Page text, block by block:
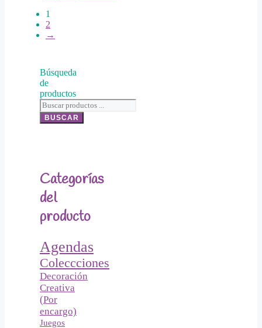
1
2
→
Búsqueda
de
productos
BUSCAR
Categorías
del
producto
Agendas
Coleccciones
Decoración
Creativa
(Por
encargo)
Juegos